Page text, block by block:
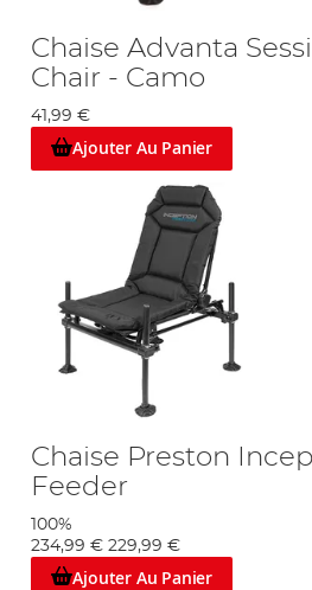
Chaise Advanta
Chair - Camo
41,99 €
Ajouter Au Panier
Chaise Preston
Feeder
100%
234,99 € 229,99 €
Ajouter Au Panier